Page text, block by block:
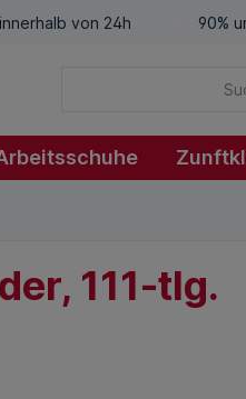
von 24h 90%
111-tlg.